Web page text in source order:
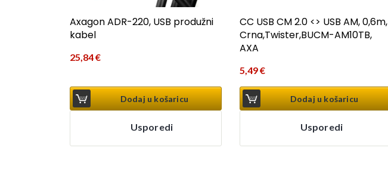
Axagon ADR-220, USB produžni
kabel
25,84€
Dodaj u košaricu
Usporedi
CC USB CM 2.0 <> USB AM, 0,6m,
Crna,Twister,BUCM-AM10TB,
AXA
5,49€
Dodaj u košaricu
Usporedi